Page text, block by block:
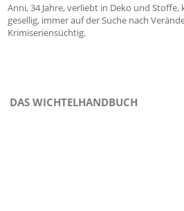
Anni, 34 Jahre, verliebt in Deko und
gesellig, immer auf der Suche nach
Krimiseriensüchtig.
DAS WICHTELHANDBUCH